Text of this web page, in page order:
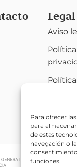
Para ofrecer
para
de estas
navegación o
funciones.
Legal
Aviso